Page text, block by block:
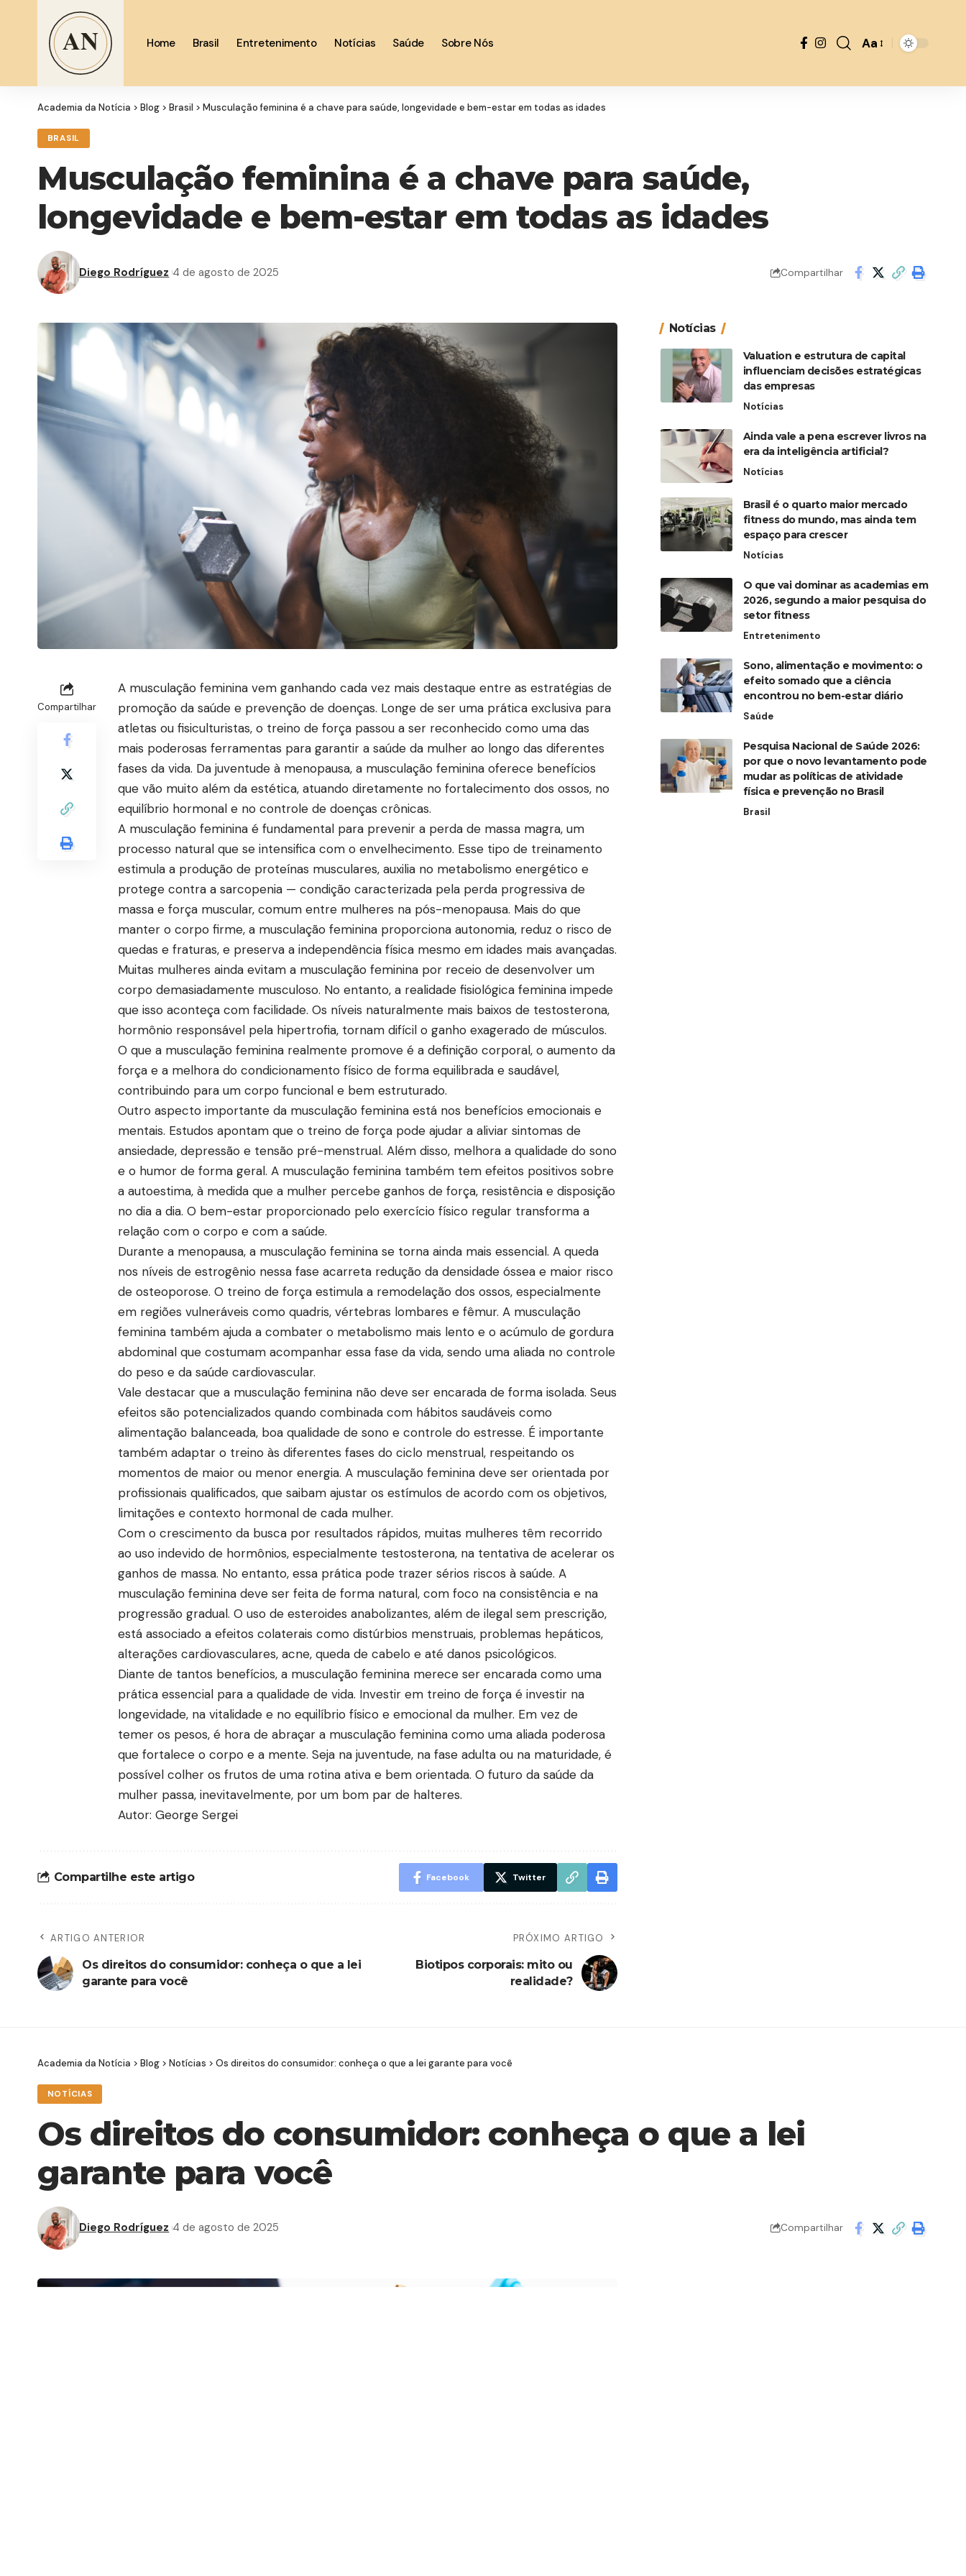
Home Brasil Entretenimento Notícias Saúde Sobre Nós
Font
Aa
Academia da Notícia > Blog > Brasil > Musculação feminina é a chave para saúde, longevidade e bem-estar em todas as idades
BRASIL
Musculação feminina é a chave para saúde,
longevidade e bem-estar em todas as idades
Diego Rodríguez 4 de agosto de 2025 Compartilhar
Compartilhar
A musculação feminina vem ganhando cada vez mais destaque entre as estratégias de
promoção da saúde e prevenção de doenças. Longe de ser uma prática exclusiva para
atletas ou fisiculturistas, o treino de força passou a ser reconhecido como uma das
mais poderosas ferramentas para garantir a saúde da mulher ao longo das diferentes
fases da vida. Da juventude à menopausa, a musculação feminina oferece benefícios
que vão muito além da estética, atuando diretamente no fortalecimento dos ossos, no
equilíbrio hormonal e no controle de doenças crônicas.
A musculação feminina é fundamental para prevenir a perda de massa magra, um
processo natural que se intensifica com o envelhecimento. Esse tipo de treinamento
estimula a produção de proteínas musculares, auxilia no metabolismo energético e
protege contra a sarcopenia — condição caracterizada pela perda progressiva de
massa e força muscular, comum entre mulheres na pós-menopausa. Mais do que
manter o corpo firme, a musculação feminina proporciona autonomia, reduz o risco de
quedas e fraturas, e preserva a independência física mesmo em idades mais avançadas.
Muitas mulheres ainda evitam a musculação feminina por receio de desenvolver um
corpo demasiadamente musculoso. No entanto, a realidade fisiológica feminina impede
que isso aconteça com facilidade. Os níveis naturalmente mais baixos de testosterona,
hormônio responsável pela hipertrofia, tornam difícil o ganho exagerado de músculos.
O que a musculação feminina realmente promove é a definição corporal, o aumento da
força e a melhora do condicionamento físico de forma equilibrada e saudável,
contribuindo para um corpo funcional e bem estruturado.
Outro aspecto importante da musculação feminina está nos benefícios emocionais e
mentais. Estudos apontam que o treino de força pode ajudar a aliviar sintomas de
ansiedade, depressão e tensão pré-menstrual. Além disso, melhora a qualidade do sono
e o humor de forma geral. A musculação feminina também tem efeitos positivos sobre
a autoestima, à medida que a mulher percebe ganhos de força, resistência e disposição
no dia a dia. O bem-estar proporcionado pelo exercício físico regular transforma a
relação com o corpo e com a saúde.
Durante a menopausa, a musculação feminina se torna ainda mais essencial. A queda
nos níveis de estrogênio nessa fase acarreta redução da densidade óssea e maior risco
de osteoporose. O treino de força estimula a remodelação dos ossos, especialmente
em regiões vulneráveis como quadris, vértebras lombares e fêmur. A musculação
feminina também ajuda a combater o metabolismo mais lento e o acúmulo de gordura
abdominal que costumam acompanhar essa fase da vida, sendo uma aliada no controle
do peso e da saúde cardiovascular.
Vale destacar que a musculação feminina não deve ser encarada de forma isolada. Seus
efeitos são potencializados quando combinada com hábitos saudáveis como
alimentação balanceada, boa qualidade de sono e controle do estresse. É importante
também adaptar o treino às diferentes fases do ciclo menstrual, respeitando os
momentos de maior ou menor energia. A musculação feminina deve ser orientada por
profissionais qualificados, que saibam ajustar os estímulos de acordo com os objetivos,
limitações e contexto hormonal de cada mulher.
Com o crescimento da busca por resultados rápidos, muitas mulheres têm recorrido
ao uso indevido de hormônios, especialmente testosterona, na tentativa de acelerar os
ganhos de massa. No entanto, essa prática pode trazer sérios riscos à saúde. A
musculação feminina deve ser feita de forma natural, com foco na consistência e na
progressão gradual. O uso de esteroides anabolizantes, além de ilegal sem prescrição,
está associado a efeitos colaterais como distúrbios menstruais, problemas hepáticos,
alterações cardiovasculares, acne, queda de cabelo e até danos psicológicos.
Diante de tantos benefícios, a musculação feminina merece ser encarada como uma
prática essencial para a qualidade de vida. Investir em treino de força é investir na
longevidade, na vitalidade e no equilíbrio físico e emocional da mulher. Em vez de
temer os pesos, é hora de abraçar a musculação feminina como uma aliada poderosa
que fortalece o corpo e a mente. Seja na juventude, na fase adulta ou na maturidade, é
possível colher os frutos de uma rotina ativa e bem orientada. O futuro da saúde da
mulher passa, inevitavelmente, por um bom par de halteres.
Autor: George Sergei
Compartilhe este artigo Facebook Twitter
ARTIGO ANTERIOR
Os direitos do consumidor: conheça o que a lei
garante para você
PRÓXIMO ARTIGO
Biotipos corporais: mito ou
realidade?
Notícias
Valuation e estrutura de capital
influenciam decisões estratégicas
das empresas
Notícias
Ainda vale a pena escrever livros na
era da inteligência artificial?
Notícias
Brasil é o quarto maior mercado
fitness do mundo, mas ainda tem
espaço para crescer
Notícias
O que vai dominar as academias em
2026, segundo a maior pesquisa do
setor fitness
Entretenimento
Sono, alimentação e movimento: o
efeito somado que a ciência
encontrou no bem-estar diário
Saúde
Pesquisa Nacional de Saúde 2026:
por que o novo levantamento pode
mudar as políticas de atividade
física e prevenção no Brasil
Brasil
Academia da Notícia > Blog > Notícias > Os direitos do consumidor: conheça o que a lei garante para você
NOTÍCIAS
Os direitos do consumidor: conheça o que a lei
garante para você
Diego Rodríguez 4 de agosto de 2025 Compartilhar